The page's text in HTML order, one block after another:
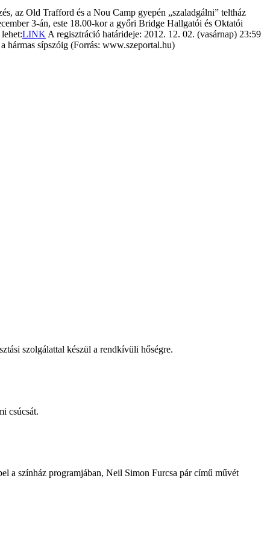
az Old Trafford és a Nou Camp gyepén „szaladgálni” teltház
3-án, este 18.00-kor a győri Bridge Hallgatói és Oktatói
LINK A regisztráció határideje: 2012. 12. 02. (vasárnap) 23:59
hármas sípszóig (Forrás: www.szeportal.hu)
szolgálattal készül a rendkívüli hőségre.
csúcsát.
a színház programjában, Neil Simon Furcsa pár című művét